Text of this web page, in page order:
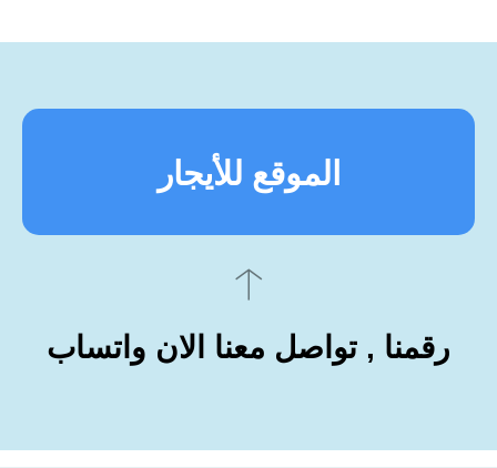
الموقع للأيجار
رقمنا , تواصل معنا الان واتساب